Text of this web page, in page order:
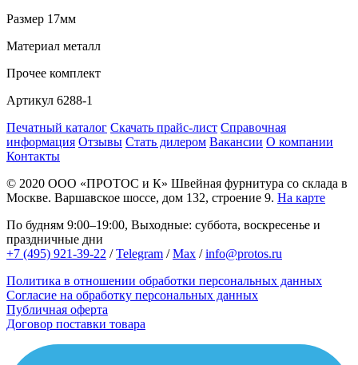
Размер 17мм
Материал металл
Прочее комплект
Артикул 6288-1
Печатный каталог Скачать прайс-лист Справочная
информация Отзывы Стать дилером Вакансии О компании
Контакты
© 2020 ООО «ПРОТОС и К» Швейная фурнитура со склада в
Москве. Варшавское шоссе, дом 132, строение 9. На карте
По будням 9:00–19:00, Выходные: суббота, воскресенье и
праздничные дни
+7 (495) 921-39-22 /Telegram /Max /info@protos.ru
Политика в отношении обработки персональных данных
Согласие на обработку персональных данных
Публичная оферта
Договор поставки товара